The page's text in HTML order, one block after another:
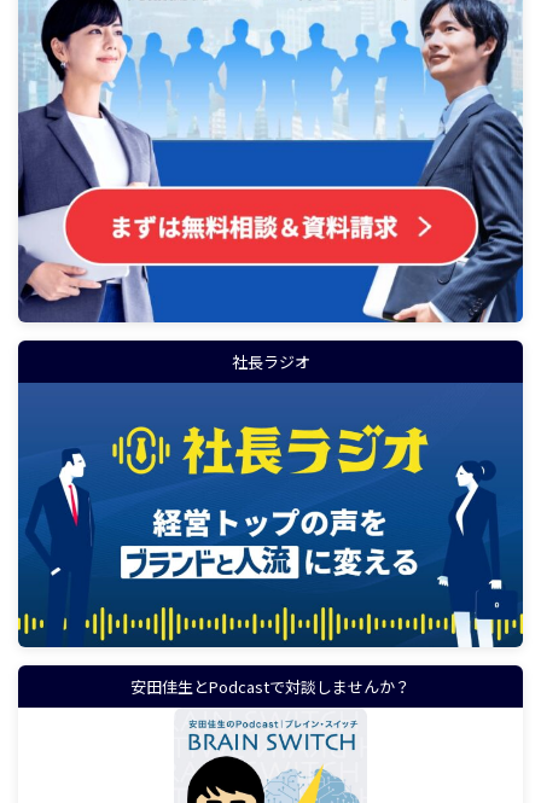
社長ラジオ
安田佳生とPodcastで対談しませんか？